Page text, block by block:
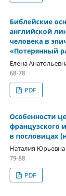
Библейские
английской
человека в
«Потерянный
Елена
68-78
PDF
Особенности
французского
в пословицах
Наталия
79-88
PDF